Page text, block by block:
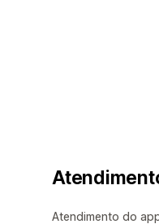
Atendimento do